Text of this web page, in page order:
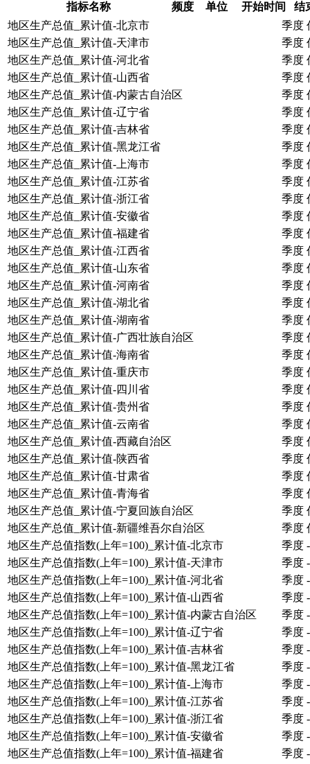
指标名称 频度 单位 开始时间
结
地区生产总值_累计值-北京市
季度
地区生产总值_累计值-天津市
季度
地区生产总值_累计值-河北省
季度
地区生产总值_累计值-山西省
季度
地区生产总值_累计值-内蒙古自治区
季度
地区生产总值_累计值-辽宁省
季度
地区生产总值_累计值-吉林省
季度
地区生产总值_累计值-黑龙江省
季度
地区生产总值_累计值-上海市
季度
地区生产总值_累计值-江苏省
季度
地区生产总值_累计值-浙江省
季度
地区生产总值_累计值-安徽省
季度
地区生产总值_累计值-福建省
季度
地区生产总值_累计值-江西省
季度
地区生产总值_累计值-山东省
季度
地区生产总值_累计值-河南省
季度
地区生产总值_累计值-湖北省
季度
地区生产总值_累计值-湖南省
季度
地区生产总值_累计值-广西壮族自治区
季度
地区生产总值_累计值-海南省
季度
地区生产总值_累计值-重庆市
季度
地区生产总值_累计值-四川省
季度
地区生产总值_累计值-贵州省
季度
地区生产总值_累计值-云南省
季度
地区生产总值_累计值-西藏自治区
季度
地区生产总值_累计值-陕西省
季度
地区生产总值_累计值-甘肃省
季度
地区生产总值_累计值-青海省
季度
地区生产总值_累计值-宁夏回族自治区
季度
地区生产总值_累计值-新疆维吾尔自治区
季度
地区生产总值指数(上年=100)_累计值-北京市
季度 -
地区生产总值指数(上年=100)_累计值-天津市
季度 -
地区生产总值指数(上年=100)_累计值-河北省
季度 -
地区生产总值指数(上年=100)_累计值-山西省
季度 -
地区生产总值指数(上年=100)_累计值-内蒙古自治区
季度 -
地区生产总值指数(上年=100)_累计值-辽宁省
季度 -
地区生产总值指数(上年=100)_累计值-吉林省
季度 -
地区生产总值指数(上年=100)_累计值-黑龙江省
季度 -
地区生产总值指数(上年=100)_累计值-上海市
季度 -
地区生产总值指数(上年=100)_累计值-江苏省
季度 -
地区生产总值指数(上年=100)_累计值-浙江省
季度 -
地区生产总值指数(上年=100)_累计值-安徽省
季度 -
地区生产总值指数(上年=100)_累计值-福建省
季度 -